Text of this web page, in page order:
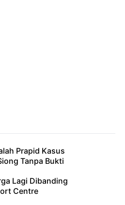
Prapid Kasus
Tanpa Bukti
Lagi Dibanding
Centre